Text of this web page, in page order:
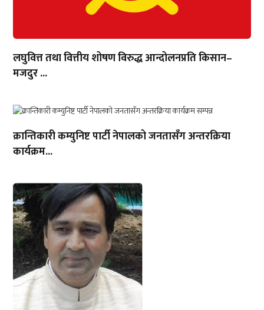
लघुवित्त तथा वित्तीय शोषण विरुद्ध आन्दोलनप्रति किसान–
मजदुर ...
क्रान्तिकारी कम्युनिष्ट पार्टी नेपालको जनतासँग अन्तरक्रिया
कार्यक्रम...